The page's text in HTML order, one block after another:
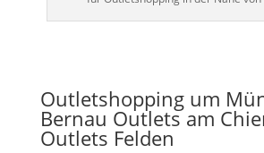
Outletshopping um
Bernau Outlets am
Outlets Felden